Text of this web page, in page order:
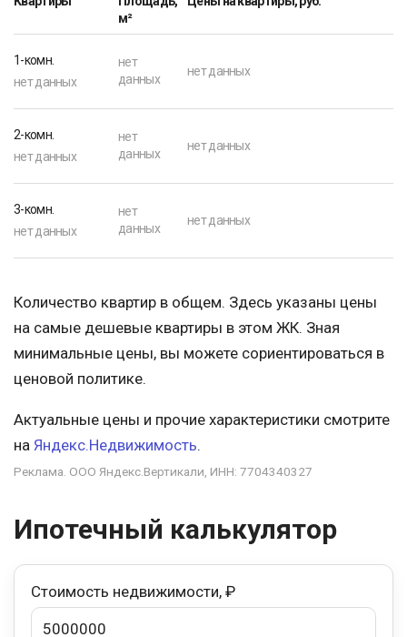
м²
1-комн.
нет данных
нет
данных
нет данных
2-комн.
нет данных
нет
данных
нет данных
3-комн.
нет данных
нет
данных
нет данных
Количество квартир в общем. Здесь указаны цены
на самые дешевые квартиры в этом ЖК. Зная
минимальные цены, вы можете сориентироваться в
ценовой политике.
Актуальные цены и прочие характеристики смотрите
на Яндекс.Недвижимость.
Реклама. ООО Яндекс.Вертикали, ИНН: 7704340327
Ипотечный калькулятор
Стоимость недвижимости, ₽